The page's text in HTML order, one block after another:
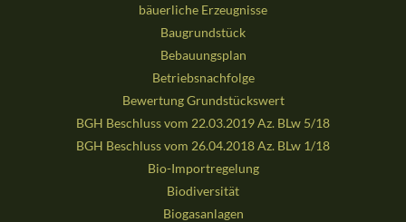
bäuerliche Erzeugnisse
Baugrundstück
Bebauungsplan
Betriebsnachfolge
Bewertung Grundstückswert
BGH Beschluss vom 22.03.2019 Az. BLw 5/18
BGH Beschluss vom 26.04.2018 Az. BLw 1/18
Bio-Importregelung
Biodiversität
Biogasanlagen